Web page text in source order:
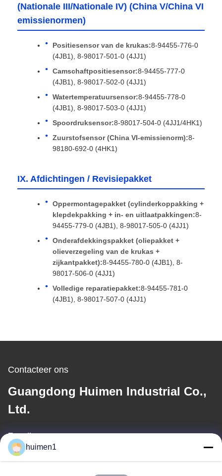
(Nationale III/Nationale IV) (China V/China VI
emissienormen)
Positiesensor van de krukas:8-94455-776-0
(4JB1), 8-98017-501-0 (4JJ1)
Camschaftpositiesensor:8-94455-777-0
(4JB1), 8-98017-502-0 (4JJ1)
Watertemperatuursensor:8-94455-778-0
(4JB1), 8-98017-503-0 (4JJ1)
Spoordruksensor:8-98017-504-0 (4JJ1/4HK1)
Zuurstofsensor (China VI-emissienorm):8-
98180-692-0 (4HK1)
IX. Afdichtingen / Revisiepakket
Oppermontagepakket (cylinderkoppakking +
klepdekpakking + in- en uitlaatpakkingen:8-
94455-779-0 (4JB1), 8-98017-505-0 (4JJ1)
Onderafdekkingspakket (oliepakket +
olieverzegeling van de krukas +
zijkantpakket):8-94455-780-0 (4JB1), 8-
98017-506-0 (4JJ1)
Volledige reparatiepakket:8-94455-781-0
(4JB1), 8-98017-507-0 (4JJ1)
Contacteer ons
Guangdong Huimen Industrial Co.,
Ltd.
E-mail
huimen1